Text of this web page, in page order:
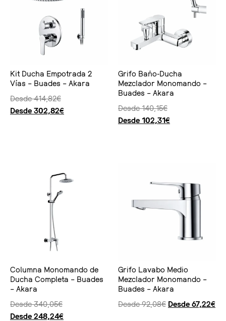
Kit Ducha Empotrada 2
Vías – Buades – Akara
Desde414,82€
Desde 302,82€
Grifo Baño-Ducha
Mezclador Monomando –
Buades – Akara
Desde140,15€
Desde 102,31€
Columna Monomando de
Ducha Completa – Buades
– Akara
Desde340,05€
Desde 248,24€
Grifo Lavabo Medio
Mezclador Monomando –
Buades – Akara
Desde92,08€ Desde 67,22€